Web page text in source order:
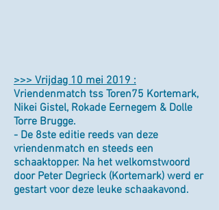
>>> Vrijdag 10 mei 2019 :
Vriendenmatch tss Toren75 Kortemark,
Nikei Gistel, Rokade Eernegem & Dolle
Torre Brugge.
- De 8ste editie reeds van deze
vriendenmatch en steeds een
schaaktopper. Na het welkomstwoord
door Peter Degrieck (Kortemark) werd er
gestart voor deze leuke schaakavond.